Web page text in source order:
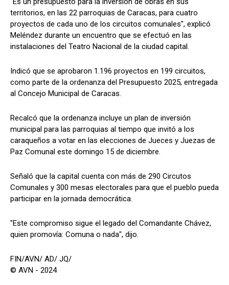
territorios, en las 22 parroquias de Caracas, para cuatro
proyectos de cada uno de los circuitos comunales", explicó
Meléndez durante un encuentro que se efectuó en las
instalaciones del Teatro Nacional de la ciudad capital.
Indicó que se aprobaron 1.196 proyectos en 199 circuitos,
como parte de la ordenanza del Presupuesto 2025, entregada
al Concejo Municipal de Caracas.
Recalcó que la ordenanza incluye un plan de inversión
municipal para las parroquias al tiempo que invitó a los
caraqueños a votar en las elecciones de Jueces y Juezas de
Paz Comunal este domingo 15 de diciembre.
Señaló que la capital cuenta con más de 290 Circutos
Comunales y 300 mesas electorales para que el pueblo pueda
participar en la jornada democrática.
"Este compromiso sigue el legado del Comandante Chávez,
quien promovía: Comuna o nada", dijo.
FIN/AVN/ AD/ JQ/
© AVN - 2024